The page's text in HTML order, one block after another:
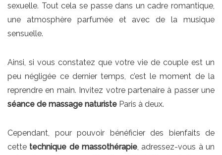
sexuelle. Tout cela se passe dans un cadre romantique,
une atmosphère parfumée et avec de la musique
sensuelle.
Ainsi, si vous constatez que votre vie de couple est un
peu négligée ce dernier temps, c’est le moment de la
reprendre en main. Invitez votre partenaire à passer une
séance de massage naturiste Paris à deux.
Cependant, pour pouvoir bénéficier des bienfaits de
cette technique de massothérapie , adressez-vous à un